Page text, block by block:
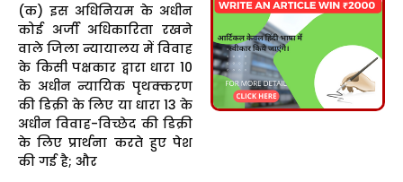
(क) इस अधिनियम के अधीन
कोई अर्जी अधिकारिता रखने
वाले जिला न्यायालय में विवाह
के किसी पक्षकार द्वारा धारा 10
के अधीन न्यायिक पृथक्करण
की डिक्री के लिए या धारा 13 के
अधीन विवाह-विच्छेद की डिक्री
के लिए प्रार्थना करते हुए पेश
की गई है; और